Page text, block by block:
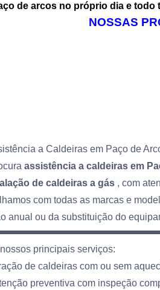
de arcos no próprio dia e todo
NOSSAS
a Caldeiras em Paço de
assistência a caldeiras em
de caldeiras a gás , com
com todas as marcas e
anual ou da substituição do
principais serviços:
de caldeiras com ou sem
preventiva com inspeção